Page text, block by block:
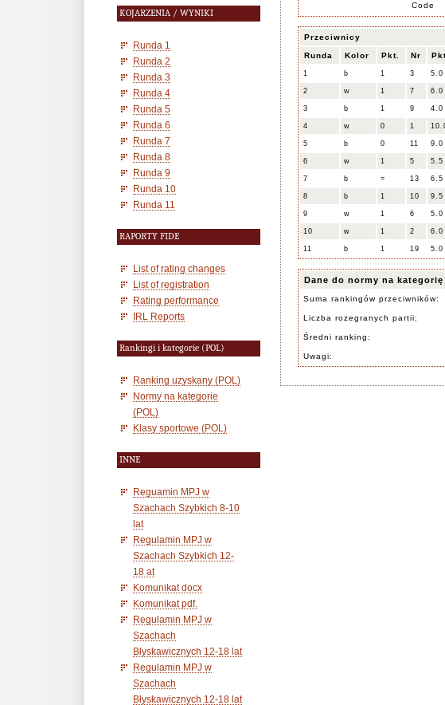
KOJARZENIA / WYNIKI
Runda 1
Runda 2
Runda 3
Runda 4
Runda 5
Runda 6
Runda 7
Runda 8
Runda 9
Runda 10
Runda 11
RAPORTY FIDE
List of rating changes
List of registration
Rating performance
IRL Reports
Rankingi i kategorie (POL)
Ranking uzyskany (POL)
Normy na kategorie
(POL)
Klasy sportowe (POL)
INNE
Reguamin MPJ w
Szachach Szybkich 8-10
lat
Regulamin MPJ w
Szachach Szybkich 12-
18 at
Komunikat docx
Komunikat pdf.
Regulamin MPJ w
Szachach
Błyskawicznych 12-18 lat
Regulamin MPJ w
Szachach
Błyskawicznych 12-18 lat
Code
Przeciwnicy
Runda Kolor Pkt. Nr
1 b 1 3 5.0
2 w 1 7 6.0
3 b 1 9 4.0
4 w 0 1
5 b 0 11 9.0
6 w 1 5 5.5
7 b = 13 6.5
8 b 1 10 9.5
9 w 1 6 5.0
10 w 1 2 6.0
11 b 1 19 5.0
Dane do normy na kategorię
Suma rankingów przeciwników:
Liczba rozegranych partii:
Średni ranking:
Uwagi: